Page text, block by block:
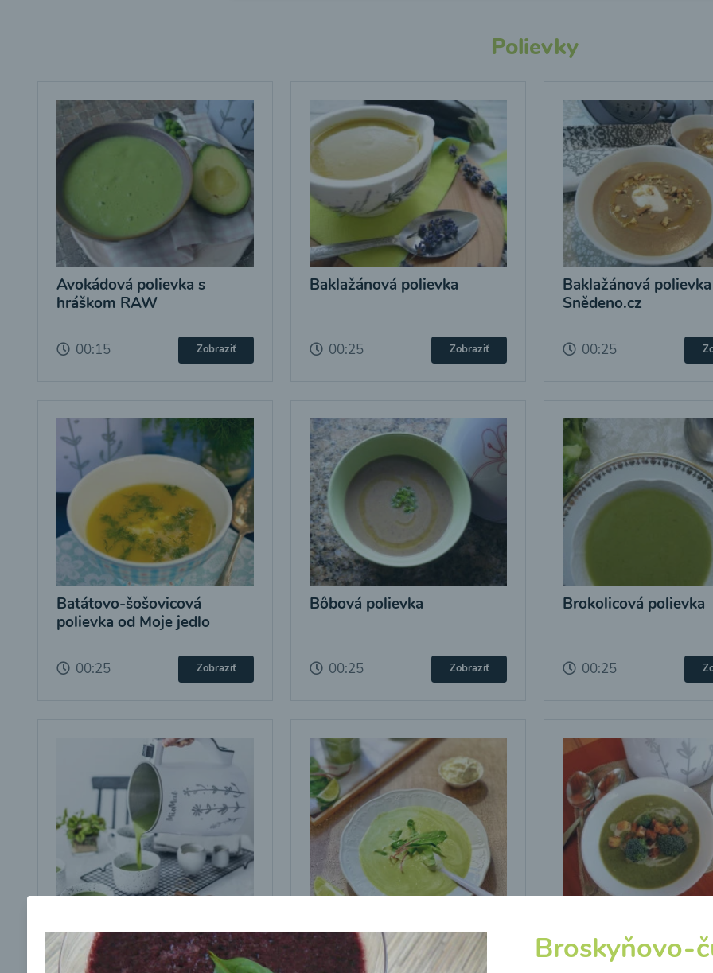
Polievky
Avokádová polievka s
hráškom RAW
00:15 Zobraziť
Baklažánová polievka
00:25 Zobraziť
Baklažánová
Snědeno.cz
00:25
Batátovo-šošovicová
polievka od Moje jedlo
00:25 Zobraziť
Bôbová polievka
00:25 Zobraziť
Brokolicová polievka
00:25
cesnakom od LaPetit
cviklovými listami
krutónmi z tofu od
Snědeno.cz
Broskyňovo-